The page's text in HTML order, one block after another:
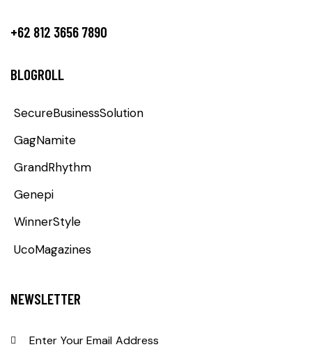
+62 812 3656 7890
BLOGROLL
SecureBusinessSolution
GagNamite
GrandRhythm
Genepi
WinnerStyle
UcoMagazines
NEWSLETTER